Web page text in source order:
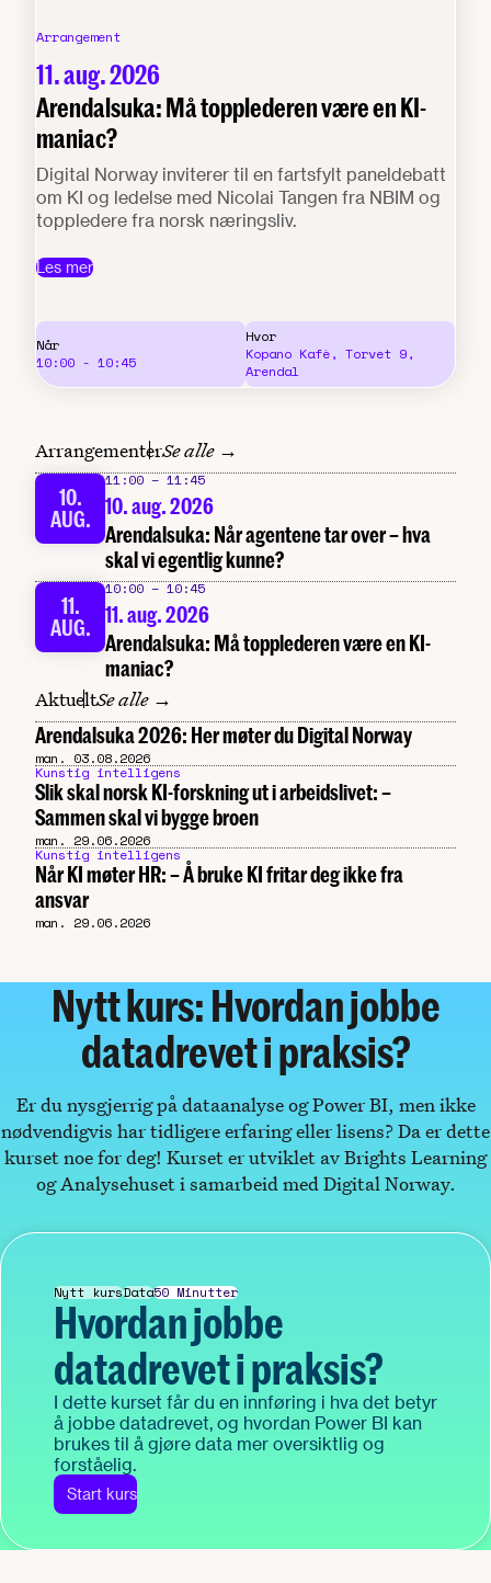
Arrangement
11. aug. 2026
Arendalsuka: Må topplederen være en KI-
maniac?
Digital Norway inviterer til en fartsfylt paneldebatt
om KI og ledelse med Nicolai Tangen fra NBIM og
toppledere fra norsk næringsliv.
Les mer
Når
10:00 - 10:45
Hvor
Kopano Kafè, Torvet 9,
Arendal
ArrangementerSe alle →
10.
AUG.
11:00–11:45
10. aug. 2026
Arendalsuka: Når agentene tar over – hva
skal vi egentlig kunne?
11.
AUG.
10:00–10:45
11. aug. 2026
Arendalsuka: Må topplederen være en KI-
maniac?
AktueltSe alle →
Arendalsuka 2026: Her møter du Digital Norway
man. 03.08.2026
Kunstig intelligens
Slik skal norsk KI-forskning ut i arbeidslivet: –
Sammen skal vi bygge broen
man. 29.06.2026
Kunstig intelligens
Når KI møter HR: – Å bruke KI fritar deg ikke fra
ansvar
man. 29.06.2026
Nytt kurs: Hvordan jobbe
datadrevet i praksis?
Er du nysgjerrig på dataanalyse og Power BI, men ikke
nødvendigvis har tidligere erfaring eller lisens? Da er dette
kurset noe for deg! Kurset er utviklet av Brights Learning
og Analysehuset i samarbeid med Digital Norway.
NyttkursData50 Minutter
Hvordan jobbe
datadrevet i praksis?
I dette kurset får du en innføring i hva det betyr
å jobbe datadrevet, og hvordan Power BI kan
brukes til å gjøre data mer oversiktlig og
forståelig.
Start kurs